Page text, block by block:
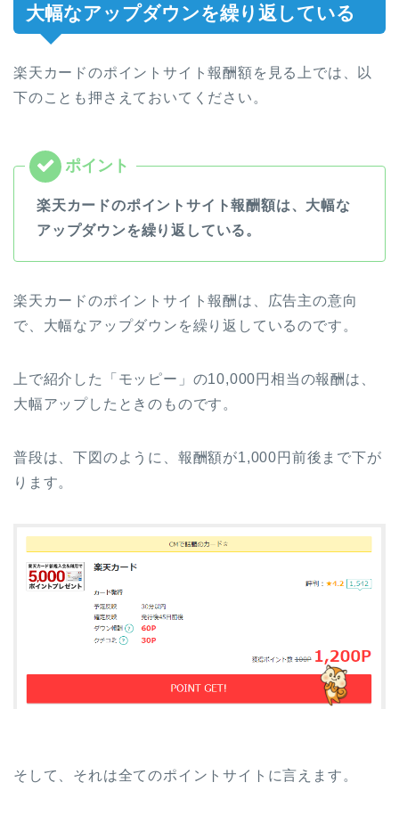
大幅なアップダウンを繰り返している
楽天カードのポイントサイト報酬額を見る上では、以
下のことも押さえておいてください。
楽天カードのポイントサイト報酬額は、大幅な
アップダウンを繰り返している。
楽天カードのポイントサイト報酬は、広告主の意向
で、大幅なアップダウンを繰り返しているのです。
上で紹介した「モッピー」の10,000円相当の報酬は、
大幅アップしたときのものです。
普段は、下図のように、報酬額が1,000円前後まで下が
ります。
そして、それは全てのポイントサイトに言えます。